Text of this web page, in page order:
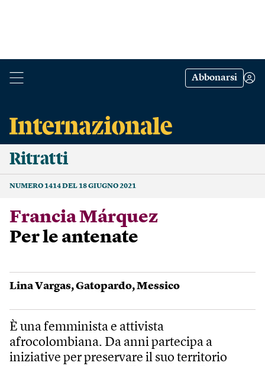
Abbonarsi
Ritratti
NUMERO 1414 DEL 18 GIUGNO 2021
Francia Márquez
Per le antenate
Lina Vargas,Gatopardo,Messico
È una femminista e attivista
afrocolombiana. Da anni partecipa a
iniziative per preservare il suo territorio